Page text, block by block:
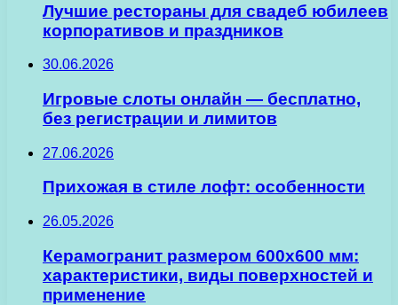
Лучшие рестораны для свадеб юбилеев
корпоративов и праздников
30.06.2026
Игровые слоты онлайн — бесплатно,
без регистрации и лимитов
27.06.2026
Прихожая в стиле лофт: особенности
26.05.2026
Керамогранит размером 600х600 мм:
характеристики, виды поверхностей и
применение